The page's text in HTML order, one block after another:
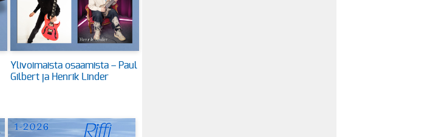
Ylivoimaista osaamista – Paul
Gilbert ja Henrik Linder